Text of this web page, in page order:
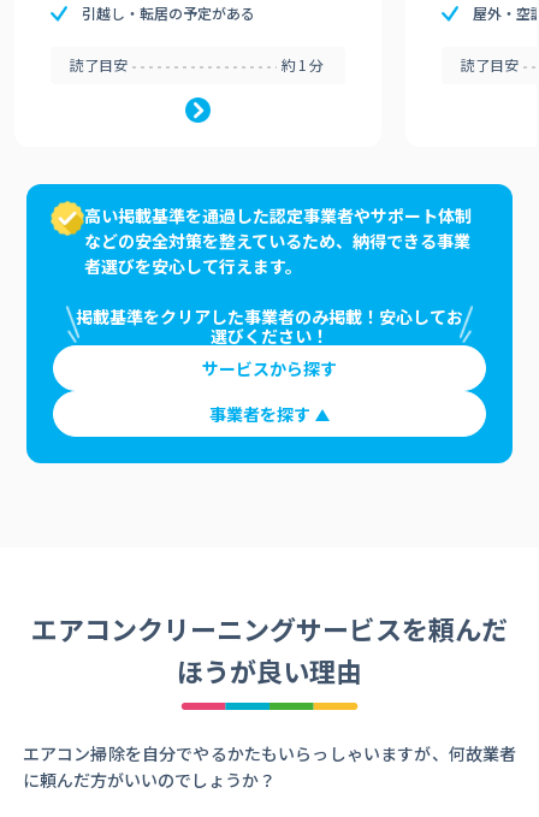
引越し・転居の予定がある
読了目安 約1分
屋外・空
読了目安
高い掲載基準を通過した認定事業者やサポート体制
などの安全対策を整えているため、納得できる事業
者選びを安心して行えます。
掲載基準をクリアした事業者のみ掲載！安心してお
選びください！
サービスから探す
事業者を探す
エアコンクリーニングサービスを頼んだ
ほうが良い理由
エアコン掃除を自分でやるかたもいらっしゃいますが、何故業者
に頼んだ方がいいのでしょうか？